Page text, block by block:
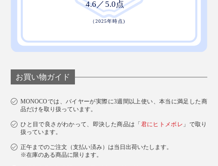
お買い物ガイド
MONOCOでは、バイヤーが実際に3週間以上使い、本当に満足した商
品だけを取り扱っています。
ひと目で良さがわかって、即決した商品は「 君にヒトメボレ 」で取り
扱っています。
正午までのご注文（支払い済み）は当日出荷いたします。
※在庫のある商品に限ります。